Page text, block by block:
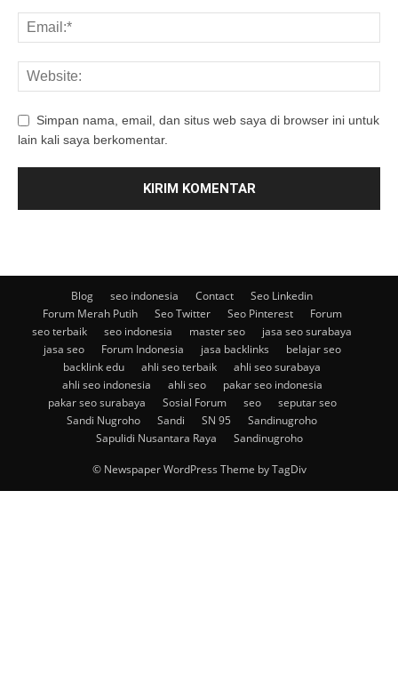
Simpan nama, email, dan situs web saya di browser ini untuk
lain kali saya berkomentar.
Blog seo indonesia Contact
Seo Linkedin
Forum Merah Putih
Seo Twitter Seo Pinterest
Forum
seo terbaik
seo indonesia master seo
jasa seo surabaya
jasa seo
Forum Indonesia jasa backlinks
belajar seo
backlink edu
ahli seo terbaik
ahli seo surabaya
ahli seo indonesia
ahli seo
pakar seo indonesia
pakar seo surabaya
Sosial Forum seo
seputar seo
Sandi Nugroho
Sandi SN 95
Sandinugroho
Sapulidi Nusantara Raya
Sandinugroho
© Newspaper WordPress Theme by TagDiv